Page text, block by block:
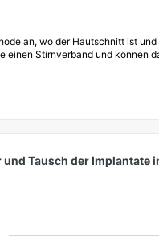
an, wo der Hautschnitt ist
einen Stirnverband und können
Tausch der Implantate